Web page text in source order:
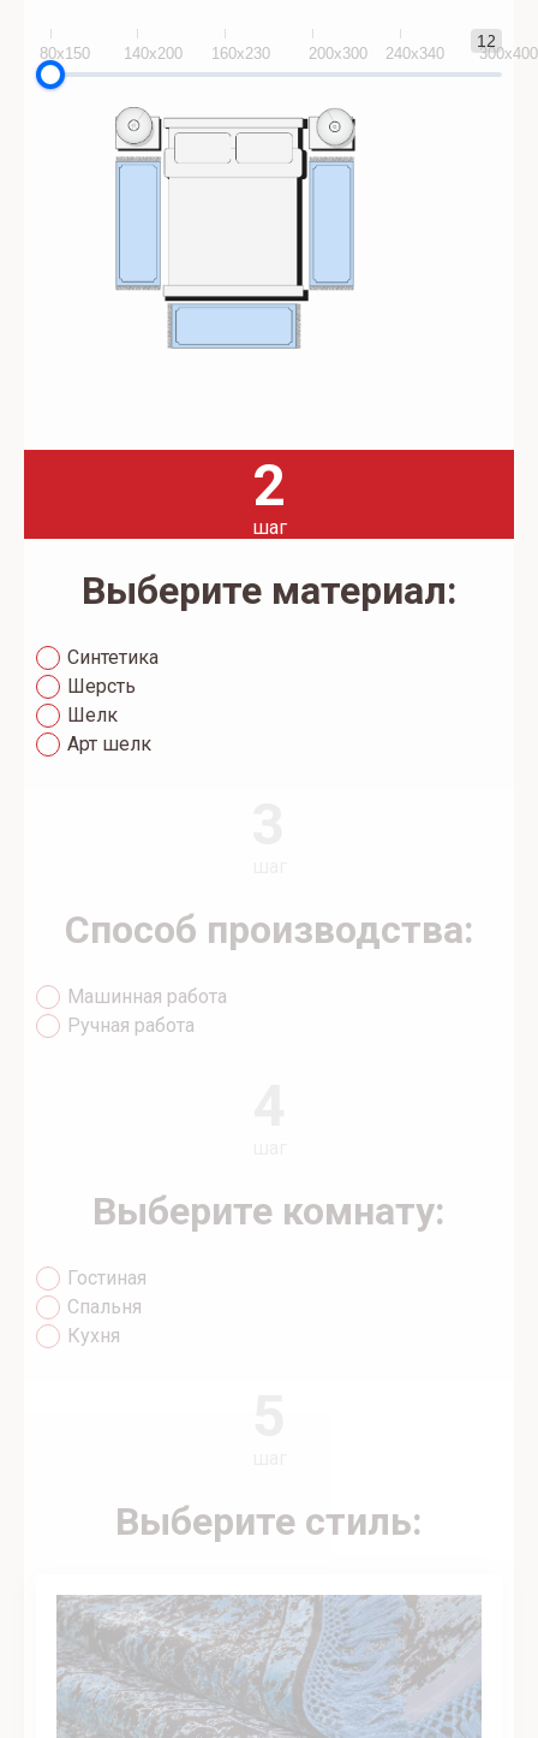
12
80x150 140х200 160х230 200х300 240х340 300х400
2
шаг
Выберите материал:
Синтетика
Шерсть
Шелк
Арт шелк
Способ производства:
Машинная работа
Ручная работа
Выберите комнату:
Гостиная
Спальня
Кухня
Выберите стиль: